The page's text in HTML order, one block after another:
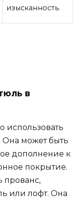
изысканность.
в
использовать
Она может быть
дополнение к
покрытие.
прованс,
или лофт. Она